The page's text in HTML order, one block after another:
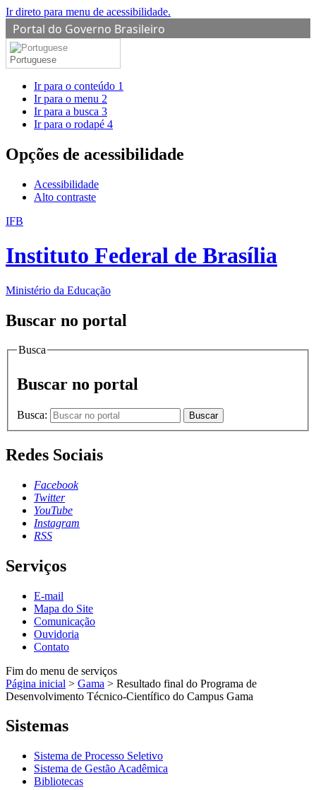
Ir direto para menu de acessibilidade.
Portal do Governo Brasileiro
Portuguese
Ir para o conteúdo 1
Ir para o menu 2
Ir para a busca 3
Ir para o rodapé 4
Opções de acessibilidade
Acessibilidade
Alto contraste
IFB
Instituto Federal de Brasília
Ministério da Educação
Buscar no portal
Busca
Buscar no portal
Busca: Buscar
Redes Sociais
Facebook
Twitter
YouTube
Instagram
RSS
Serviços
E-mail
Mapa do Site
Comunicação
Ouvidoria
Contato
Fim do menu de serviços
Página inicial > Gama > Resultado final do Programa de
Desenvolvimento Técnico-Científico do Campus Gama
Sistemas
Sistema de Processo Seletivo
Sistema de Gestão Acadêmica
Bibliotecas